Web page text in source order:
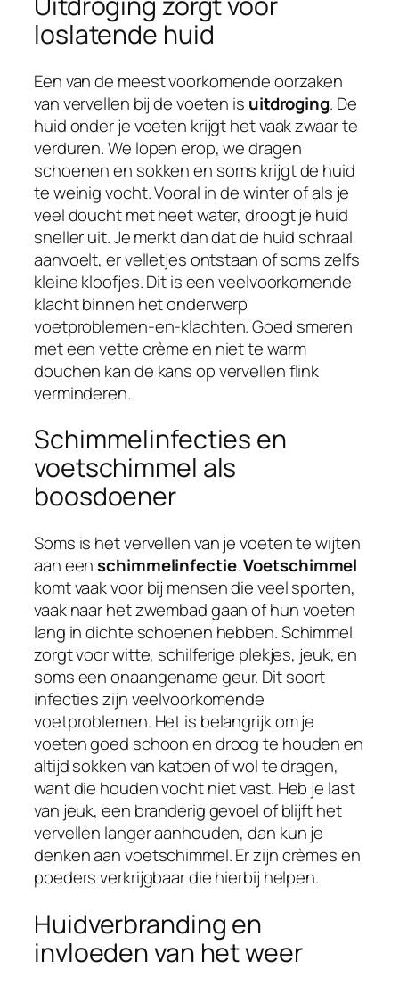
loslatende huid
Een van de meest voorkomende oorzaken
van vervellen bij de voeten is uitdroging. De
huid onder je voeten krijgt het vaak zwaar te
verduren. We lopen erop, we dragen
schoenen en sokken en soms krijgt de huid
te weinig vocht. Vooral in de winter of als je
veel doucht met heet water, droogt je huid
sneller uit. Je merkt dan dat de huid schraal
aanvoelt, er velletjes ontstaan of soms zelfs
kleine kloofjes. Dit is een veelvoorkomende
klacht binnen het onderwerp
voetproblemen-en-klachten. Goed smeren
met een vette crème en niet te warm
douchen kan de kans op vervellen flink
verminderen.
Schimmelinfecties en
voetschimmel als
boosdoener
Soms is het vervellen van je voeten te wijten
aan eenschimmelinfectie.Voetschimmel
komt vaak voor bij mensen die veel sporten,
vaak naar het zwembad gaan of hun voeten
lang in dichte schoenen hebben. Schimmel
zorgt voor witte, schilferige plekjes, jeuk, en
soms een onaangename geur. Dit soort
infecties zijn veelvoorkomende
voetproblemen. Het is belangrijk om je
voeten goed schoon en droog te houden en
altijd sokken van katoen of wol te dragen,
want die houden vocht niet vast. Heb je last
van jeuk, een branderig gevoel of blijft het
vervellen langer aanhouden, dan kun je
denken aan voetschimmel. Er zijn crèmes en
poeders verkrijgbaar die hierbij helpen.
Huidverbranding en
invloeden van het weer